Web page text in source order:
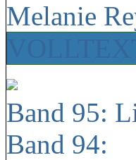
Melanie
Band 95:
Band 94: